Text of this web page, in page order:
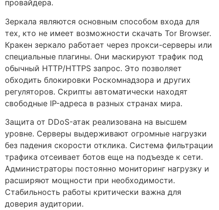
провайдера.
Зеркала являются основным способом входа для
тех, кто не имеет возможности скачать Tor Browser.
Кракен зеркало работает через прокси-серверы или
специальные плагины. Они маскируют трафик под
обычный HTTP/HTTPS запрос. Это позволяет
обходить блокировки Роскомнадзора и других
регуляторов. Скрипты автоматически находят
свободные IP-адреса в разных странах мира.
Защита от DDoS-атак реализована на высшем
уровне. Серверы выдерживают огромные нагрузки
без падения скорости отклика. Система фильтрации
трафика отсеивает ботов еще на подъезде к сети.
Администраторы постоянно мониторинг нагрузку и
расширяют мощности при необходимости.
Стабильность работы критически важна для
доверия аудитории.